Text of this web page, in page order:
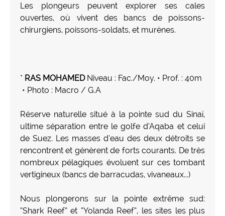
Les plongeurs peuvent explorer ses cales
ouvertes, où vivent des bancs de poissons-
chirurgiens, poissons-soldats, et murènes.
* RAS MOHAMEDNiveau : Fac./Moy. • Prof. : 40m
• Photo : Macro / G.A
Réserve naturelle situé à la pointe sud du Sinaï,
ultime séparation entre le golfe d’Aqaba et celui
de Suez. Les masses d’eau des deux détroits se
rencontrent et génèrent de forts courants. De très
nombreux pélagiques évoluent sur ces tombant
vertigineux (bancs de barracudas, vivaneaux...)
Nous plongerons sur la pointe extrême sud:
“Shark Reef“ et “Yolanda Reef“, les sites les plus